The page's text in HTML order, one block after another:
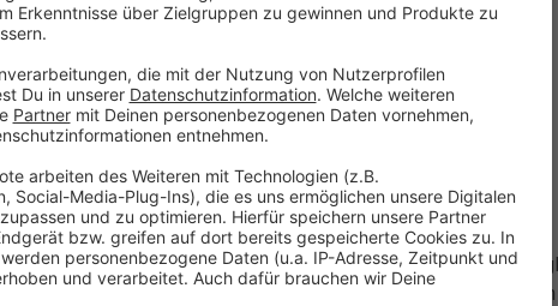
Zeitzonendifferenz zu Greenwich Mean Time (GMT)
Inhalt der Anforderung (konkrete Seite)
Zugriffstatus
Übertragene Datenmenge
Webseite, von der die Anforderung kommt
Betriebssystem und dessen Oberfläche
Sprache und Version der Browsersoftware
Diese Daten verwenden wir, um Ihnen den Seitenbesuch zu
zur Gewährleistung und zur Erhöhung der Qualität unserer